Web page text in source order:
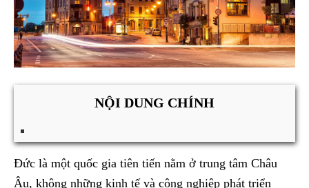
NỘI DUNG CHÍNH
Đức là một quốc gia tiên tiến nằm ở trung tâm Châu
Âu, không những kinh tế và công nghiệp phát triển